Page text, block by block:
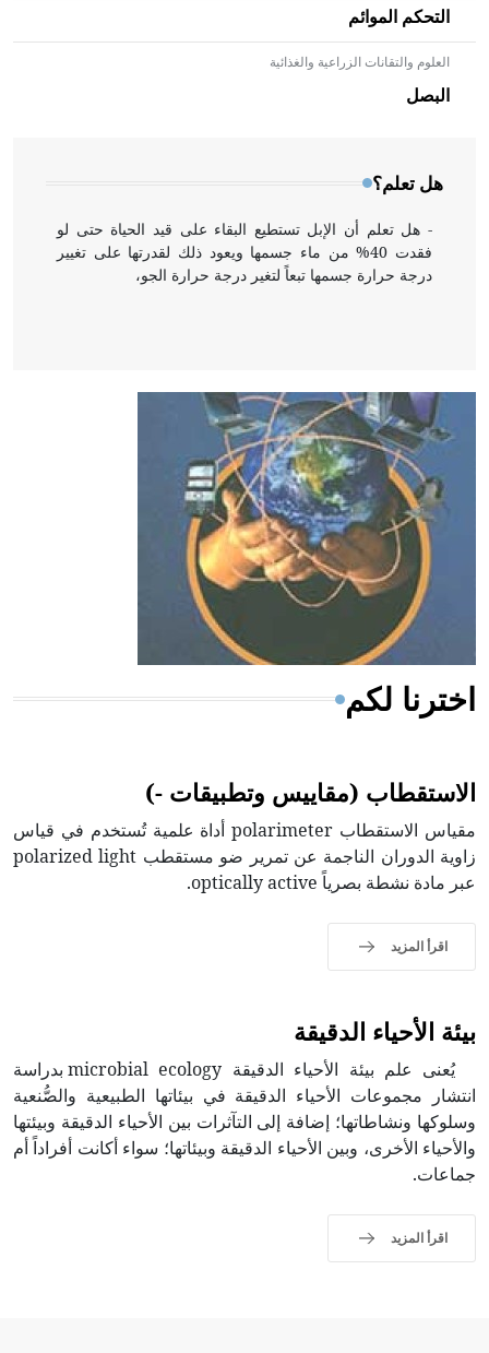
التحكم الموائم
العلوم والتقانات الزراعية والغذائية
البصل
هل تعلم؟
- هل تعلم أن الأبلق نوع من الفنون الهندسية التي ارتبطت
بالعمارة الإسلامية في بلاد الشام ومصر خاصة، حيث يحرص
المعمار على بناء مداميكه وخاصة في الواجهات
- هل تعلم أن الإبل تستطيع البقاء على قيد الحياة حتى لو
فقدت 40% من ماء جسمها ويعود ذلك لقدرتها على تغيير
درجة حرارة جسمها تبعاً لتغير درجة حرارة الجو،
- هل تعلم أن أبقراط كتب في الطب أربعة مؤلفات هي:
الحكم، الأدلة، تنظيم التغذية، ورسالته في جروح الرأس.
ويعود له الفضل بأنه حرر الطب من الدين والفلسفة.
- هل تعلم أن المرجان إفراز حيواني يتكون في البحر ويتركب
من مادة كربونات الكلسيوم، وهو أحمر أو شديد الحمرة وهو
أجود أنواعه، ويمتاز بكبر الحجم ويسمى الش
اخترنا لكم
الاستقطاب (مقاييس وتطبيقات -)
مقياس الاستقطاب polarimeter أداة علمية تُستخدم في قياس
زاوية الدوران الناجمة عن تمرير ضو مستقطب polarized light
عبر مادة نشطة بصرياً optically active.
اقرأ المزيد
بيئة الأحياء الدقيقة
يُعنى علم بيئة الأحياء الدقيقة microbial ecology بدراسة
انتشار مجموعات الأحياء الدقيقة في بيئاتها الطبيعية والصُّنعية
وسلوكها ونشاطاتها؛ إضافة إلى التآثرات بين الأحياء الدقيقة وبيئتها
والأحياء الأخرى، وبين الأحياء الدقيقة وبيئاتها؛ سواء أكانت أفراداً أم
جماعات.
اقرأ المزيد